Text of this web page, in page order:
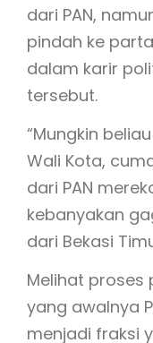
dari PAN,
pindah ke
dalam karir
tersebut.
“Mungkin
Wali Kota,
dari PAN
kebanyakan
dari Bekasi
Melihat proses
yang awalnya
menjadi fraksi